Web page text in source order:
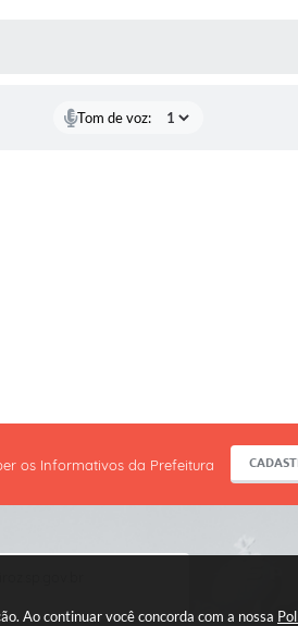
Ao continuar você concorda com a nossa
Tom de voz:
os Informativos da Prefeitura